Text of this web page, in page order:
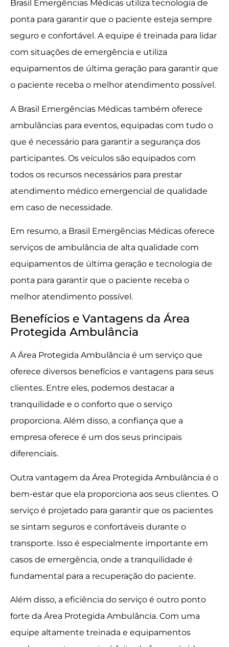
Brasil Emergências Médicas utiliza tecnologia de
ponta para garantir que o paciente esteja sempre
seguro e confortável. A equipe é treinada para lidar
com situações de emergência e utiliza
equipamentos de última geração para garantir que
o paciente receba o melhor atendimento possível.
A Brasil Emergências Médicas também oferece
ambulâncias para eventos, equipadas com tudo o
que é necessário para garantir a segurança dos
participantes. Os veículos são equipados com
todos os recursos necessários para prestar
atendimento médico emergencial de qualidade
em caso de necessidade.
Em resumo, a Brasil Emergências Médicas oferece
serviços de ambulância de alta qualidade com
equipamentos de última geração e tecnologia de
ponta para garantir que o paciente receba o
melhor atendimento possível.
Benefícios e Vantagens da Área
Protegida Ambulância
A Área Protegida Ambulância é um serviço que
oferece diversos benefícios e vantagens para seus
clientes. Entre eles, podemos destacar a
tranquilidade e o conforto que o serviço
proporciona. Além disso, a confiança que a
empresa oferece é um dos seus principais
diferenciais.
Outra vantagem da Área Protegida Ambulância é o
bem-estar que ela proporciona aos seus clientes. O
serviço é projetado para garantir que os pacientes
se sintam seguros e confortáveis durante o
transporte. Isso é especialmente importante em
casos de emergência, onde a tranquilidade é
fundamental para a recuperação do paciente.
Além disso, a eficiência do serviço é outro ponto
forte da Área Protegida Ambulância. Com uma
equipe altamente treinada e equipamentos